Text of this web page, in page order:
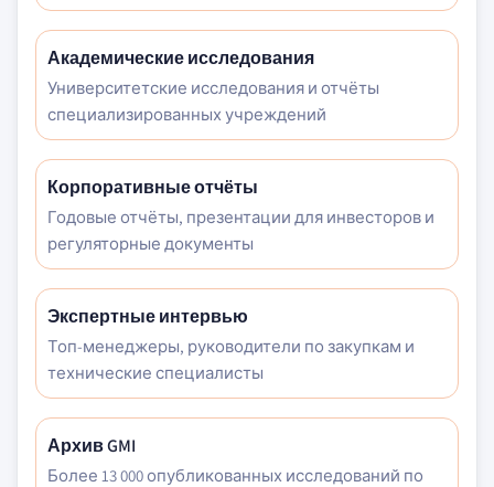
Академические исследования
Университетские исследования и отчёты
специализированных учреждений
Корпоративные отчёты
Годовые отчёты, презентации для инвесторов и
регуляторные документы
Экспертные интервью
Топ-менеджеры, руководители по закупкам и
технические специалисты
Архив GMI
Более 13 000 опубликованных исследований по